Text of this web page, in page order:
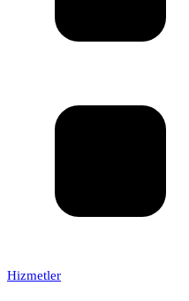
Hizmetler